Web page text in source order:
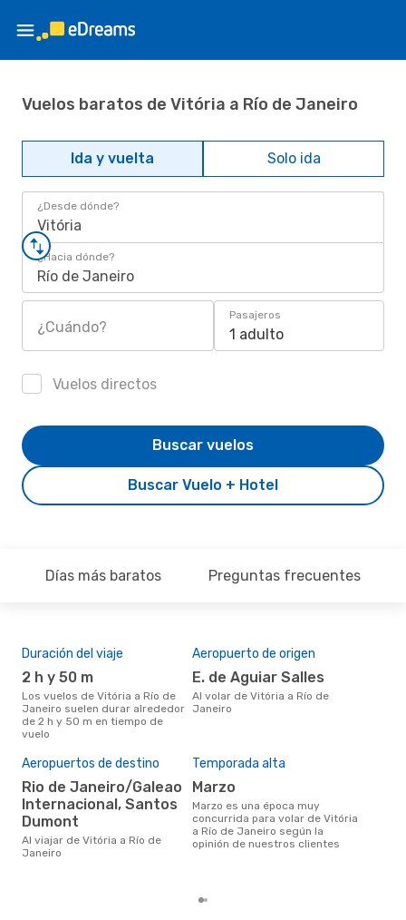
Vuelos baratos de Vitória a Río de Janeiro
Ida y vuelta Solo ida
¿Desde dónde?
Vitória
¿Hacia dónde?
Río de Janeiro
¿Cuándo?
Pasajeros
1 adulto
Vuelos directos
Buscar Vuelo + Hotel
Buscar vuelos
Días más baratos Preguntas frecuentes
Duración del viaje
2 h y 50 m
Los vuelos de Vitória a Río de
Janeiro suelen durar alrededor
de 2 h y 50 m en tiempo de
vuelo
Aeropuerto de origen
E. de Aguiar Salles
Al volar de Vitória a Río de
Janeiro
Aeropuertos de destino
Rio de Janeiro/Galeao
Internacional, Santos
Dumont
Al viajar de Vitória a Río de
Janeiro
Temporada alta
marzo
marzo es una época muy
concurrida para volar de Vitória
a Río de Janeiro según la
opinión de nuestros clientes